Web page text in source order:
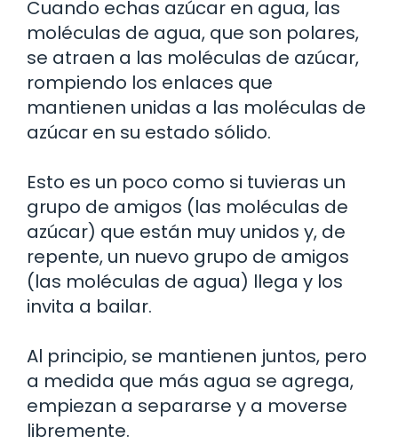
Cuando echas azúcar en agua, las
moléculas de agua, que son polares,
se atraen a las moléculas de azúcar,
rompiendo los enlaces que
mantienen unidas a las moléculas de
azúcar en su estado sólido.
Esto es un poco como si tuvieras un
grupo de amigos (las moléculas de
azúcar) que están muy unidos y, de
repente, un nuevo grupo de amigos
(las moléculas de agua) llega y los
invita a bailar.
Al principio, se mantienen juntos, pero
a medida que más agua se agrega,
empiezan a separarse y a moverse
libremente.